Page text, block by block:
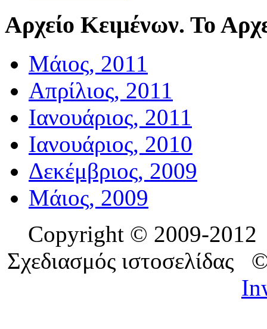
Αρχείο Κειμένων. Το
Μάιος, 2011
Απρίλιος, 2011
Ιανουάριος, 2011
Ιανουάριος, 2010
Δεκέμβριος, 2009
Μάιος, 2009
Copyright © 2009-
Σχεδιασμός